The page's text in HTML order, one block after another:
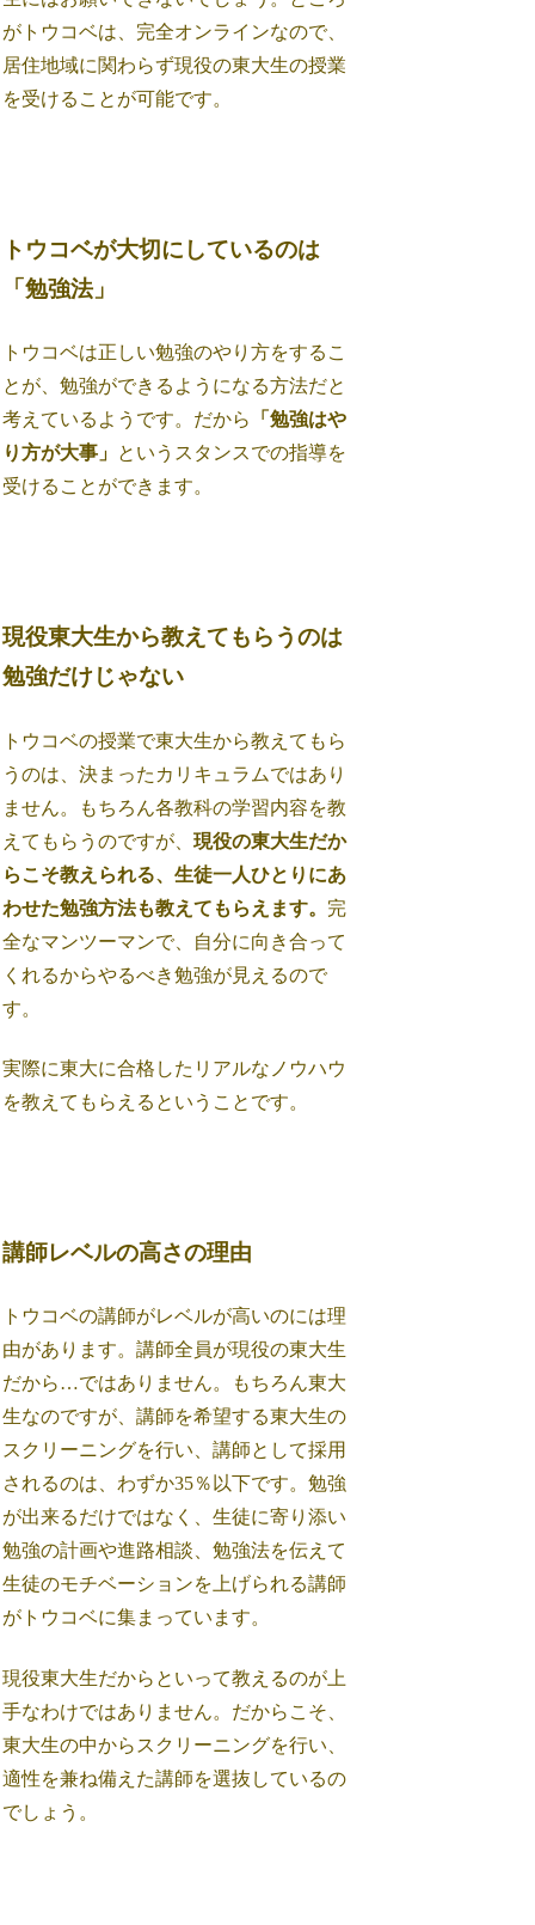
がトウコベは、完全オンラインなので、
居住地域に関わらず現役の東大生の授業
を受けることが可能です。
トウコベが大切にしているのは
「勉強法」
トウコベは正しい勉強のやり方をするこ
とが、勉強ができるようになる方法だと
考えているようです。だから
「勉強はや
り方が大事」 というスタンスでの指導を
受けることができます。
現役東大生から教えてもらうのは
勉強だけじゃない
トウコベの授業で東大生から教えてもら
うのは、決まったカリキュラムではあり
ません。もちろん各教科の学習内容を教
えてもらうのですが、現役の東大生だか
らこそ教えられる、生徒一人ひとりにあ
わせた勉強方法も教えてもらえます。 完
全なマンツーマンで、自分に向き合って
くれるからやるべき勉強が見えるので
す。
実際に東大に合格したリアルなノウハウ
を教えてもらえるということです。
講師レベルの高さの理由
トウコベの講師がレベルが高いのには理
由があります。講師全員が現役の東大生
だから…ではありません。もちろん東大
生なのですが、講師を希望する東大生の
スクリーニングを行い、講師として採用
されるのは、わずか35％以下です。勉強
が出来るだけではなく、生徒に寄り添い
勉強の計画や進路相談、勉強法を伝えて
生徒のモチベーションを上げられる講師
がトウコベに集まっています。
現役東大生だからといって教えるのが上
手なわけではありません。だからこそ、
東大生の中からスクリーニングを行い、
適性を兼ね備えた講師を選抜しているの
でしょう。